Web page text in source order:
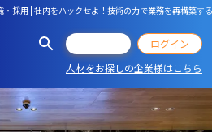
採用 | 社内をハックせよ！技術の力で業務を再構築す
ログイン
人材をお探しの企業様はこちら